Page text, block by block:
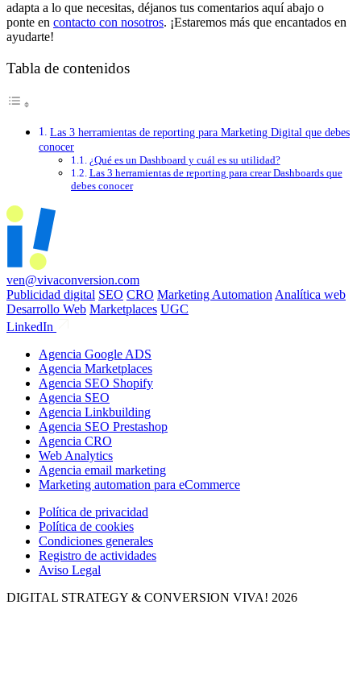
adapta a lo que necesitas, déjanos tus comentarios aquí abajo o
ponte en contacto con nosotros. ¡Estaremos más que encantados en
ayudarte!
Tabla de contenidos
Las 3 herramientas de reporting para Marketing Digital que debes
conocer
¿Qué es un Dashboard y cuál es su utilidad?
Las 3 herramientas de reporting para crear Dashboards que
debes conocer
ven@vivaconversion.com
Publicidad digital SEO CRO Marketing Automation Analítica web
Desarrollo Web Marketplaces UGC
LinkedIn
Agencia Google ADS
Agencia Marketplaces
Agencia SEO Shopify
Agencia SEO
Agencia Linkbuilding
Agencia SEO Prestashop
Agencia CRO
Web Analytics
Agencia email marketing
Marketing automation para eCommerce
Política de privacidad
Política de cookies
Condiciones generales
Registro de actividades
Aviso Legal
DIGITAL STRATEGY & CONVERSION VIVA! 2026